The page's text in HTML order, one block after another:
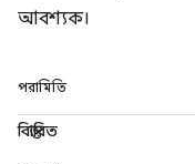
আবশ্যক।
পরামিতি
বিস্তারিত